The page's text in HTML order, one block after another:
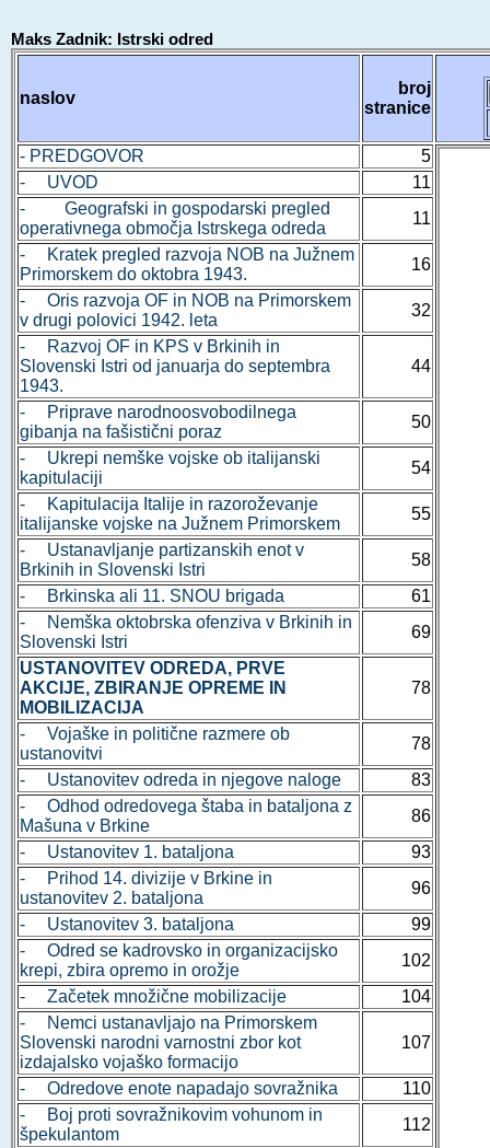
Maks Zadnik: Istrski odred
naslov
broj
stranice
- PREDGOVOR
5
- UVOD
11
- Geografski in gospodarski pregled
operativnega območja Istrskega odreda
11
- Kratek pregled razvoja NOB na Južnem
Primorskem do oktobra 1943.
16
- Oris razvoja OF in NOB na Primorskem
v drugi polovici 1942. leta
32
- Razvoj OF in KPS v Brkinih in
Slovenski Istri od januarja do septembra
1943.
44
- Priprave narodnoosvobodilnega
gibanja na fašistični poraz
50
- Ukrepi nemške vojske ob italijanski
kapitulaciji
54
- Kapitulacija Italije in razoroževanje
italijanske vojske na Južnem Primorskem
55
- Ustanavljanje partizanskih enot v
Brkinih in Slovenski Istri
58
- Brkinska ali 11. SNOU brigada
61
- Nemška oktobrska ofenziva v Brkinih in
Slovenski Istri
69
USTANOVITEV ODREDA, PRVE
AKCIJE, ZBIRANJE OPREME IN
MOBILIZACIJA
78
- Vojaške in politične razmere ob
ustanovitvi
78
- Ustanovitev odreda in njegove naloge
83
- Odhod odredovega štaba in bataljona z
Mašuna v Brkine
86
- Ustanovitev 1. bataljona
93
- Prihod 14. divizije v Brkine in
ustanovitev 2. bataljona
96
- Ustanovitev 3. bataljona
99
- Odred se kadrovsko in organizacijsko
krepi, zbira opremo in orožje
102
- Začetek množične mobilizacije
104
- Nemci ustanavljajo na Primorskem
Slovenski narodni varnostni zbor kot
izdajalsko vojaško formacijo
107
- Odredove enote napadajo sovražnika
110
- Boj proti sovražnikovim vohunom in
špekulantom
112